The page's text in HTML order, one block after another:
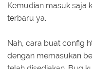
Kemudian masuk saja
terbaru ya.
Nah, cara buat config
dengan memasukan